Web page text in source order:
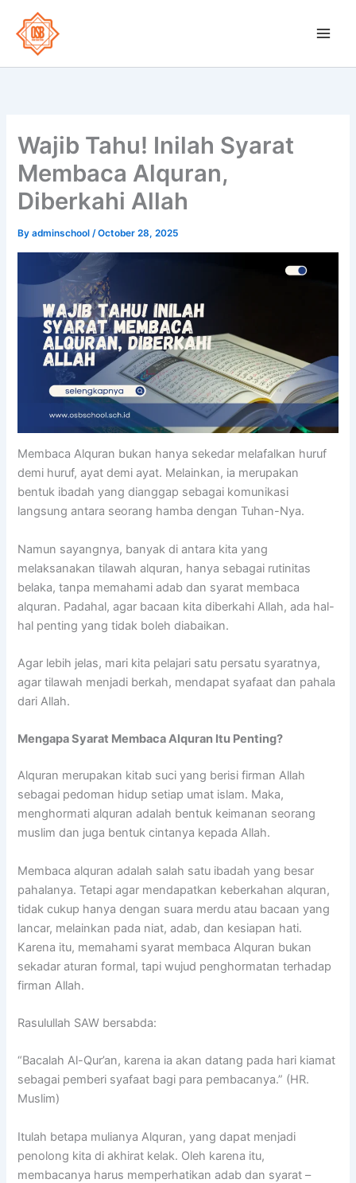
content
Wajib Tahu! Inilah Syarat
Membaca Alquran,
Diberkahi Allah
Byadminschool/October 28, 2025
Membaca Alquran bukan hanya sekedar melafalkan huruf
demi huruf, ayat demi ayat. Melainkan, ia merupakan
bentuk ibadah yang dianggap sebagai komunikasi
langsung antara seorang hamba dengan Tuhan-Nya.
Namun sayangnya, banyak di antara kita yang
melaksanakan tilawah alquran, hanya sebagai rutinitas
belaka, tanpa memahami adab dan syarat membaca
alquran. Padahal, agar bacaan kita diberkahi Allah, ada hal-
hal penting yang tidak boleh diabaikan.
Agar lebih jelas, mari kita pelajari satu persatu syaratnya,
agar tilawah menjadi berkah, mendapat syafaat dan pahala
dari Allah.
Mengapa Syarat Membaca Alquran Itu Penting?
Alquran merupakan kitab suci yang berisi firman Allah
sebagai pedoman hidup setiap umat islam. Maka,
menghormati alquran adalah bentuk keimanan seorang
muslim dan juga bentuk cintanya kepada Allah.
Membaca alquran adalah salah satu ibadah yang besar
pahalanya. Tetapi agar mendapatkan keberkahan alquran,
tidak cukup hanya dengan suara merdu atau bacaan yang
lancar, melainkan pada niat, adab, dan kesiapan hati.
Karena itu, memahami syarat membaca Alquran bukan
sekadar aturan formal, tapi wujud penghormatan terhadap
firman Allah.
Rasulullah SAW bersabda:
“Bacalah Al-Qur’an, karena ia akan datang pada hari kiamat
sebagai pemberi syafaat bagi para pembacanya.” (HR.
Muslim)
Itulah betapa mulianya Alquran, yang dapat menjadi
penolong kita di akhirat kelak. Oleh karena itu,
membacanya harus memperhatikan adab dan syarat –